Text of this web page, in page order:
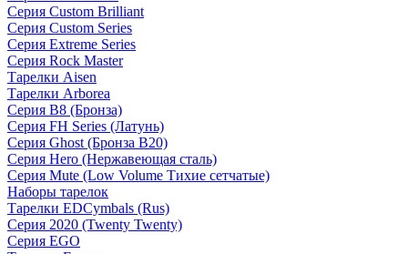
Серия Custom Brilliant
Серия Custom Series
Серия Extreme Series
Серия Rock Master
Тарелки Aisen
Тарелки Arborea
Серия B8 (Бронза)
Серия FH Series (Латунь)
Серия Ghost (Бронза B20)
Серия Hero (Нержавеющая сталь)
Серия Mute (Low Volume Тихие сетчатые)
Наборы тарелок
Тарелки EDCymbals (Rus)
Серия 2020 (Twenty Twenty)
Серия EGO